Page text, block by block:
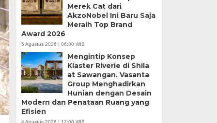
Merek Cat dari
AkzoNobel Ini Baru Saja
Meraih Top Brand
Award 2026
5 Agustus 2026 | 06:00 WIB
Mengintip Konsep
Klaster Riverie di Shila
at Sawangan. Vasanta
Group Menghadirkan
Hunian dengan Desain
Modern dan Penataan Ruang yang
Efisien
4 Agustus 2026 | 12:00 WIB